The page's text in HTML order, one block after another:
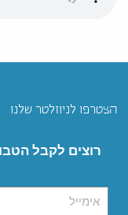
הצטרפו לניוזלטר שלנו
רוצים לקבל